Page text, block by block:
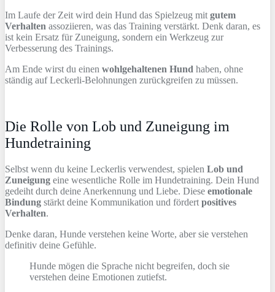
Im Laufe der Zeit wird dein Hund das Spielzeug mit gutem
Verhalten assoziieren, was das Training verstärkt. Denk daran, es
ist kein Ersatz für Zuneigung, sondern ein Werkzeug zur
Verbesserung des Trainings.
Am Ende wirst du einen wohlgehaltenen Hund haben, ohne
ständig auf Leckerli-Belohnungen zurückgreifen zu müssen.
Die Rolle von Lob und Zuneigung im
Hundetraining
Selbst wenn du keine Leckerlis verwendest, spielen Lob und
Zuneigung eine wesentliche Rolle im Hundetraining. Dein Hund
gedeiht durch deine Anerkennung und Liebe. Diese emotionale
Bindung stärkt deine Kommunikation und fördert positives
Verhalten.
Denke daran, Hunde verstehen keine Worte, aber sie verstehen
definitiv deine Gefühle.
Hunde mögen die Sprache nicht begreifen, doch sie
verstehen deine Emotionen zutiefst.